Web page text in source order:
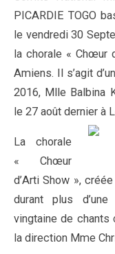
PICARDIE TOGO
le vendredi 30
la chorale « Chœur
Amiens. Il s’agit
2016, Mlle Balbina
le 27 août dernier à
La chorale
« Chœur
d’Arti Show »,
durant plus
vingtaine de
la direction Mme